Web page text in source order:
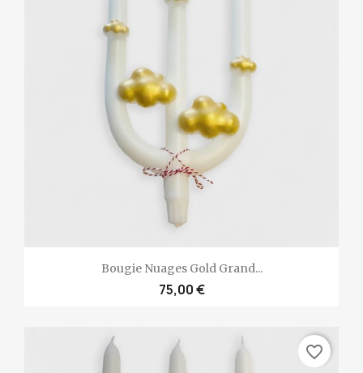
Bougie Nuages Gold Grand...
75,00 €
favorite_border